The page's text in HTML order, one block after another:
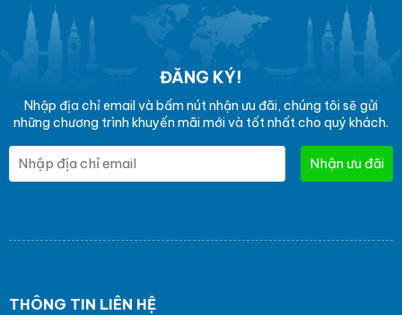
ĐĂNG KÝ!
Nhập địa chỉ email và bấm nút nhận ưu đãi, chúng tôi sẽ gửi
những chương trình khuyến mãi mới và tốt nhất cho quý khách.
Nhận ưu đãi
THÔNG TIN LIÊN HỆ